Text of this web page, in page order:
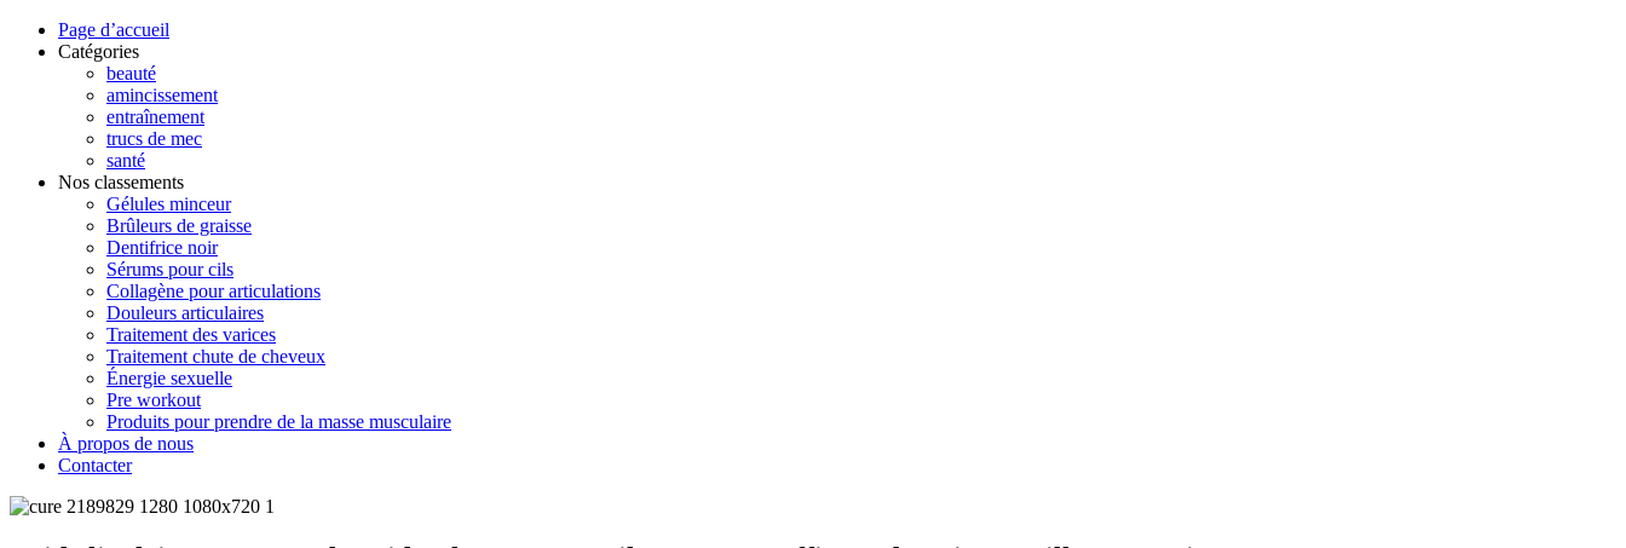
Page d’accueil
Catégories
beauté
amincissement
entraînement
trucs de mec
santé
Nos classements
Gélules minceur
Brûleurs de graisse
Dentifrice noir
Sérums pour cils
Collagène pour articulations
Douleurs articulaires
Traitement des varices
Traitement chute de cheveux
Énergie sexuelle
Pre workout
Produits pour prendre de la masse musculaire
À propos de nous
Contacter